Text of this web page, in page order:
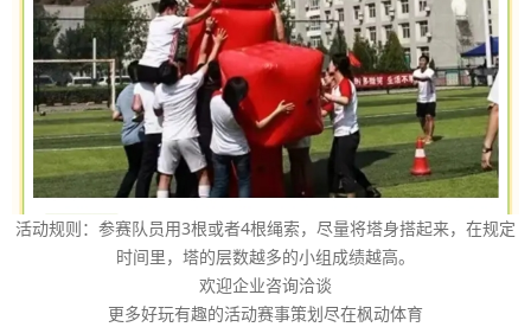
活动规则：参赛队员用3根或者4根绳索，尽量将塔身搭起来，在规定
时间里，塔的层数越多的小组成绩越高。
欢迎企业咨询洽谈
更多好玩有趣的活动赛事策划尽在枫动体育